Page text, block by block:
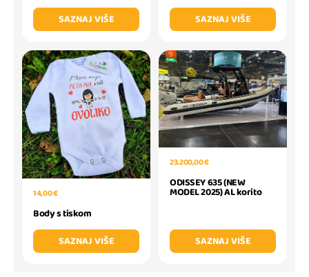
SAZNAJ VIŠE
SAZNAJ VIŠE
14,00 €
Body s tiskom
SAZNAJ VIŠE
23.200,00 €
ODISSEY 635 (NEW
MODEL 2025) AL korito
SAZNAJ VIŠE